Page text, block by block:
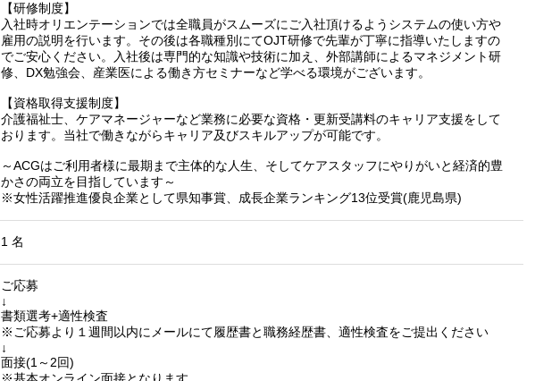
【研修制度】
入社時オリエンテーションでは全職員がスムーズにご入社頂けるようシステムの使い方や
雇用の説明を行います。その後は各職種別にてOJT研修で先輩が丁寧に指導いたしますの
でご安心ください。入社後は専門的な知識や技術に加え、外部講師によるマネジメント研
修、DX勉強会、産業医による働き方セミナーなど学べる環境がございます。
【資格取得支援制度】
介護福祉士、ケアマネージャーなど業務に必要な資格・更新受講料のキャリア支援をして
おります。当社で働きながらキャリア及びスキルアップが可能です。
～ACGはご利用者様に最期まで主体的な人生、そしてケアスタッフにやりがいと経済的豊
かさの両立を目指しています～
※女性活躍推進優良企業として県知事賞、成長企業ランキング13位受賞(鹿児島県)
1 名
ご応募
↓
書類選考+適性検査
※ご応募より１週間以内にメールにて履歴書と職務経歴書、適性検査をご提出ください
↓
面接(1～2回)